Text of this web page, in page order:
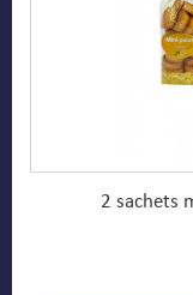
2 sachets